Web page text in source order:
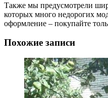
Также мы предусмотрели
которых много недорогих
оформление – покупайте
Похожие записи